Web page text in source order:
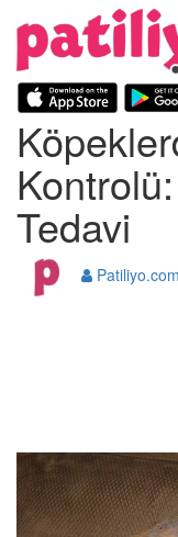
Tedavi
Patiliyo.com